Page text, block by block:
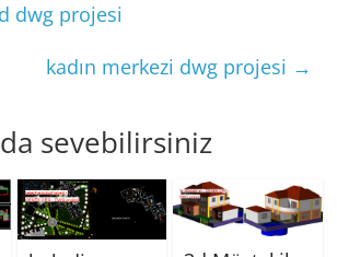
dwg projesi
kadın merkezi dwg projesi →
sevebilirsiniz